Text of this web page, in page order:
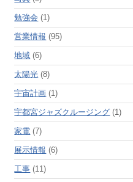
勉強会 (1)
営業情報 (95)
地域 (6)
太陽光 (8)
宇宙計画 (1)
宇都宮ジャズクルージング (1)
家電 (7)
展示情報 (6)
工事 (11)